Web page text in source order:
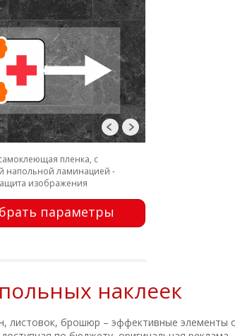
пленка, с
напольной ламинацией -
изображения
параметры
наклеек
листовок, брошюр – эффективные элементы